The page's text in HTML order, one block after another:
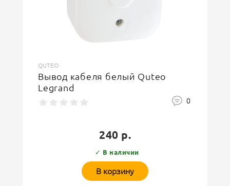
QUTEO
Вывод кабеля белый Quteo
Legrand
0
240 р.
✓ В наличии
В корзину